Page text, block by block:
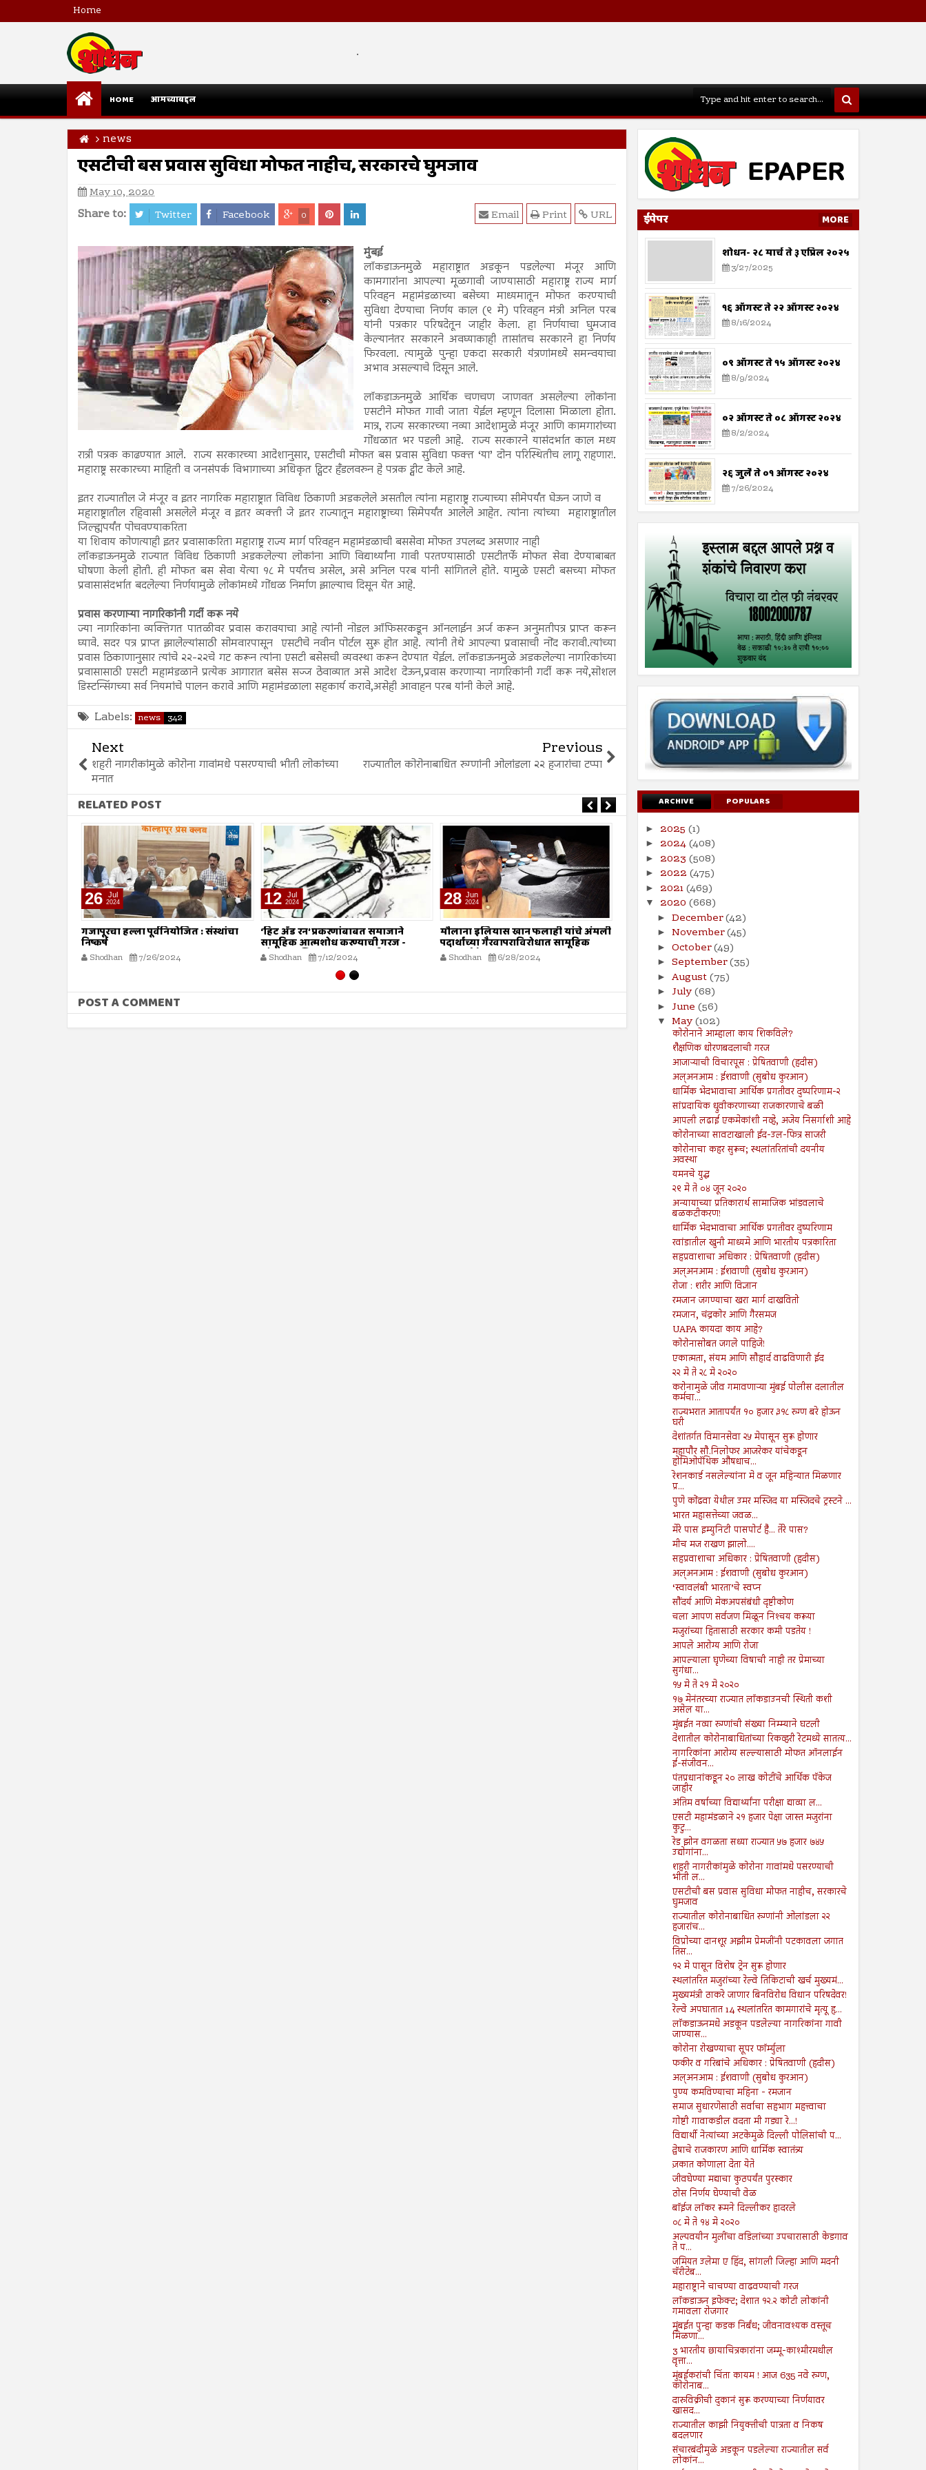
Home
.
HOME आमच्याबद्दल
news
एसटीची बस प्रवास सुविधा मोफत नाहीच, सरकारचे घुमजाव
May 10, 2020
Share to: Twitter Facebook 0 URL
Print
Email
मुंबई
लॉकडाऊनमुळे महाराष्ट्रात अडकून पडलेल्या मंजूर आणि
कामगारांना आपल्या मूळगावी जाण्यासाठी महाराष्ट्र राज्य मार्ग
परिवहन महामंडळाच्या बसेच्या माध्यमातून मोफत करण्याची
सुविधा देण्याचा निर्णय काल (९ मे) परिवहन मंत्री अनिल परब
यांनी पत्रकार परिषदेतून जाहीर केला. हा निर्णयाचा घुमजाव
केल्यानंतर सरकारने अवघ्याकाही तासांतच सरकारने हा निर्णय
फिरवला. त्यामुळे पुन्हा एकदा सरकारी यंत्रणांमध्ये समन्वयाचा
अभाव असल्याचे दिसून आले.
लॉकडाऊनमुळे आर्थिक चणचण जाणवत असलेल्या लोकांना
एसटीने मोफत गावी जाता येईल म्हणून दिलासा मिळाला होता.
मात्र, राज्य सरकारच्या नव्या आदेशामुळे मंजूर आणि कामगारांच्या
गोंधळात भर पडली आहे. राज्य सरकारने यासंदर्भात काल मध्य
रात्री पत्रक काढण्यात आले. राज्य सरकारच्या आदेशानुसार, एसटीची मोफत बस प्रवास सुविधा फक्त ‘या’ दोन परिस्थितीच लागू राहणार!.
महाराष्ट्र सरकारच्या माहिती व जनसंपर्क विभागाच्या अधिकृत ट्विटर हॅंडलवरुन हे पत्रक ट्वीट केले आहे.
इतर राज्यातील जे मंजूर व इतर नागरिक महाराष्ट्रात विविध ठिकाणी अडकलेले असतील त्यांना महाराष्ट्र राज्याच्या सीमेपर्यंत घेऊन जाणे व
महाराष्ट्रातील रहिवासी असलेले मंजूर व इतर व्यक्ती जे इतर राज्यातून महाराष्ट्राच्या सिमेपर्यंत आलेले आहेत. त्यांना त्यांच्या महाराष्ट्रातील
जिल्ह्यपर्यंत पोचवण्याकरिता
या शिवाय कोणत्याही इतर प्रवासाकरिता महाराष्ट्र राज्य मार्ग परिवहन महामंडळाची बससेवा मोफत उपलब्द असणार नाही
लॉकडाऊनमुळे राज्यात विविध ठिकाणी अडकलेल्या लोकांना आणि विद्यार्थ्यांना गावी परतण्यासाठी एसटीतर्फे मोफत सेवा देण्याबाबत
घोषणा केली होती. ही मोफत बस सेवा येत्या १८ मे पर्यंतच असेल, असे अनिल परब यांनी सांगितले होते. यामुळे एसटी बसच्या मोफत
प्रवासासंदर्भात बदलेल्या निर्णयामुळे लोकांमध्ये गोंधळ निर्माण झाल्याच दिसून येत आहे.
प्रवास करणाऱ्या नागरिकांनी गर्दी करू नये
ज्या नागरिकांना व्यक्तिगत पातळीवर प्रवास करावयाचा आहे त्यांनी नोडल ऑफिसरकडून ऑनलाईन अर्ज करून अनुमतीपत्र प्राप्त करून
घ्यावे. सदर पत्र प्राप्त झालेल्यांसाठी सोमवारपासून एसटीचे नवीन पोर्टल सुरू होत आहे. त्यांनी तेथे आपल्या प्रवासाची नोंद करावी.त्यांच्या
प्रवास ठिकाणानुसार त्यांचे २२-२२चे गट करून त्यांना एसटी बसेसची व्यवस्था करून देण्यात येईल. लॉकडाऊनमुळे अडकलेल्या नागरिकांच्या
प्रवासासाठी एसटी महामंडळाने प्रत्येक आगारात बसेस सज्ज ठेवाव्यात असे आदेश देऊन,प्रवास करणाऱ्या नागरिकांनी गर्दी करू नये,सोशल
डिस्टन्सिंगच्या सर्व नियमांचे पालन करावे आणि महामंडळाला सहकार्य करावे,असेही आवाहन परब यांनी केले आहे.
Labels: news 342
Next
शहरी नागरीकांमुळे कोरोना गावांमधे पसरण्याची भीती लोकांच्या
मनात
Previous
राज्यातील कोरोनाबाधित रुग्णांनी ओलांडला २२ हजारांचा टप्पा
RELATED POST
26 Jul
2024
गजापूरचा हल्ला पूर्वनियोजित : संस्थांचा
निष्कर्ष
Shodhan 7/26/2024
12 Jul
2024
‘हिट अँड रन’ प्रकरणांबाबत समाजाने
सामूहिक आत्मशोध करण्याची गरज -
मौलाना इलियास खान फलाही
Shodhan 7/12/2024
28 Jun
2024
मौलाना इलियास खान फलाही यांचे अंमली
पदार्थांच्या गैरवापराविरोधात सामूहिक
कारवाईचे आवाहन
Shodhan 6/28/2024
2024
इस्लामोफोबिक ‘हमारे बारा’ चित्रपटाच्या
प्रदर्शनाला सर्वोच्च न्यायालयाची स्थगिती
Shodhan 6/21/2024
POST A COMMENT
ईपेपर MORE
शोधन- २८ मार्च ते ३ एप्रिल २०२५
3/27/2025
१६ ऑगस्ट ते २२ ऑगस्ट २०२४
8/16/2024
०९ ऑगस्ट ते १५ ऑगस्ट २०२४
8/9/2024
०२ ऑगस्ट ते ०८ ऑगस्ट २०२४
8/2/2024
२६ जुलै ते ०१ ऑगस्ट २०२४
7/26/2024
ARCHIVE POPULARS
► 2025 (1)
► 2024(408)
► 2023 (508)
► 2022 (475)
► 2021(469)
▼ 2020 (668)
► December(42)
► November(45)
► October(49)
► September(35)
► August(75)
► July(68)
► June (56)
▼ May(102)
कोरोनाने आम्हाला काय शिकविले?
शैक्षणिक धोरणबदलाची गरज
आजाऱ्याची विचारपूस : प्रेषितवाणी (हदीस)
अल्अनआम : ईशवाणी (सुबोध कुरआन)
धार्मिक भेदभावाचा आर्थिक प्रगतीवर दुष्परिणाम-२
सांप्रदायिक ध्रुवीकरणाच्या राजकारणाचे बळी
आपली लढाई एकमेकांशी नव्हे, अजेय निसर्गाशी आहे
कोरोनाच्या सावटाखाली ईद-उल-फित्र साजरी
कोरोनाचा कहर सुरूच; स्थलांतरितांची दयनीय
अवस्था
यमनचे युद्ध
२९ मे ते ०४ जून २०२०
अन्यायाच्या प्रतिकारार्थ सामाजिक भांडवलाचे
बळकटीकरण!
धार्मिक भेदभावाचा आर्थिक प्रगतीवर दुष्परिणाम
रवांडातील खुनी माध्यमे आणि भारतीय पत्रकारिता
सहप्रवाशाचा अधिकार : प्रेषितवाणी (हदीस)
अल्अनआम : ईशवाणी (सुबोध कुरआन)
रोजा : शरीर आणि विज्ञान
रमजान जगण्याचा खरा मार्ग दाखवितो
रमजान, चंद्रकोर आणि गैरसमज
UAPA कायदा काय आहे?
कोरोनासोबत जगले पाहिजे!
एकात्मता, संयम आणि सौहार्द वाढविणारी ईद
२२ मे ते २८ मे २०२०
करोनामुळे जीव गमावणाऱ्या मुंबई पोलीस दलातील
कर्मचा...
राज्यभरात आतापर्यंत १० हजार ३१८ रुग्ण बरे होऊन
घरी
देशांतर्गत विमानसेवा २५ मेपासून सुरू होणार
महापौर सौ.निलोफर आजरेकर यांचेकडून
होमिओपॅथिक औषधाच...
रेशनकार्ड नसलेल्यांना मे व जून महिन्यात मिळणार
प्र...
पुणे कोंढवा येथील उमर मस्जिद या मस्जिदचे ट्रस्टने ...
भारत महासत्तेच्या जवळ...
मेरे पास इम्युनिटी पासपोर्ट है... तेरे पास?
मीच मज राखण झालो....
सहप्रवाशाचा अधिकार : प्रेषितवाणी (हदीस)
अल्अनआम : ईशवाणी (सुबोध कुरआन)
‘स्वावलंबी भारता’चे स्वप्न
सौंदर्य आणि मेकअपसंबंधी दृष्टीकोण
चला आपण सर्वजण मिळून निश्‍चय करूया
मजुरांच्या हितासाठी सरकार कमी पडतेय !
आपले आरोग्य आणि रोजा
आपल्याला घृणेच्या विषाची नाही तर प्रेमाच्या
सुगंधा...
१५ मे ते २१ मे २०२०
१७ मेनंतरच्या राज्यात लॉकडाउनची स्थिती कशी
असेल या...
मुंबईत नव्या रुग्णांची संख्या निम्म्याने घटली
देशातील कोरोनाबाधितांच्या रिकव्हरी रेटमध्ये सातत्य...
नागरिकांना आरोग्य सल्ल्यासाठी मोफत ऑनलाईन
ई-संजीवन...
पंतप्रधानांकडून २० लाख कोटींचे आर्थिक पॅकेज
जाहीर
अंतिम वर्षाच्या विद्यार्थ्यांना परीक्षा द्याव्या ल...
एसटी महामंडळाने २१ हजार पेक्षा जास्त मजुरांना
कुटु...
रेड झोन वगळता सध्या राज्यात ५७ हजार ७४५
उद्योगांना...
शहरी नागरीकांमुळे कोरोना गावांमधे पसरण्याची
भीती ल...
एसटीची बस प्रवास सुविधा मोफत नाहीच, सरकारचे
घुमजाव
राज्यातील कोरोनाबाधित रुग्णांनी ओलांडला २२
हजारांच...
विप्रोच्या दानशूर अझीम प्रेमजींनी पटकावला जगात
तिस...
१२ मे पासून विशेष ट्रेन सुरू होणार
स्थलांतरित मजुरांच्या रेल्वे तिकिटाची खर्च मुख्यमं...
मुख्यमंत्री ठाकरे जाणार बिनविरोध विधान परिषदेवर!
रेल्वे अपघातात 14 स्थलांतरित कामगारांचे मृत्यू हृ...
लाॅकडाऊनमधे अडकून पडलेल्या नागरिकांना गावी
जाण्यास...
कोरोना रोखण्याचा सूपर फॉर्म्युला
फकीर व गरिबांचे अधिकार : प्रेषितवाणी (हदीस)
अल्अनआम : ईशवाणी (सुबोध कुरआन)
पुण्य कमविण्याचा महिना - रमजान
समाज सुधारणेसाठी सर्वाचा सहभाग महत्त्वाचा
गोष्टी गावाकडील वदता मी गड्या रे...!
विद्यार्थी नेत्यांच्या अटकेमुळे दिल्ली पोलिसांची प...
द्वेषाचे राजकारण आणि धार्मिक स्वातंत्र्य
ज़कात कोणाला देता येते
जीवघेण्या मद्याचा कुठपर्यंत पुरस्कार
ठोस निर्णय घेण्याची वेळ
बॉईज लॉकर रूमने दिल्लीकर हादरले
०८ मे ते १४ मे २०२०
अल्पवयीन मुलींचा वडिलांच्या उपचारासाठी केडगाव
ते प...
जमियत उलेमा ए हिंद, सांगली जिल्हा आणि मदनी
चॅरीटेब...
महाराष्ट्राने चाचण्या वाढवण्याची गरज
लॉकडाऊन इफेक्ट; देशात १२.२ कोटी लोकांनी
गमावला रोजगार
मुंबईत पुन्हा कडक निर्बंध; जीवनावश्यक वस्तूच
मिळणा...
3 भारतीय छायाचित्रकारांना जम्मू-काश्मीरमधील
वृत्ता...
मुंबईकरांची चिंता कायम ! आज 635 नवे रुग्ण,
कोरोनाब...
दारुविक्रीची दुकानं सुरू करण्याच्या निर्णयावर
खासद...
राज्यातील काझी नियुक्तीची पात्रता व निकष
बदलणार
संचारबंदीमुळे अडकून पडलेल्या राज्यातील सर्व
लोकांन...